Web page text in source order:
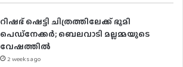
റിഷഭ് ഷെട്ടി ചിത്രത്തിലേക്ക് ഭൂമി
പെഡ്‌നേക്കർ; ബെലവാടി മല്ലമ്മയുടെ
വേഷത്തിൽ
2 weeks ago